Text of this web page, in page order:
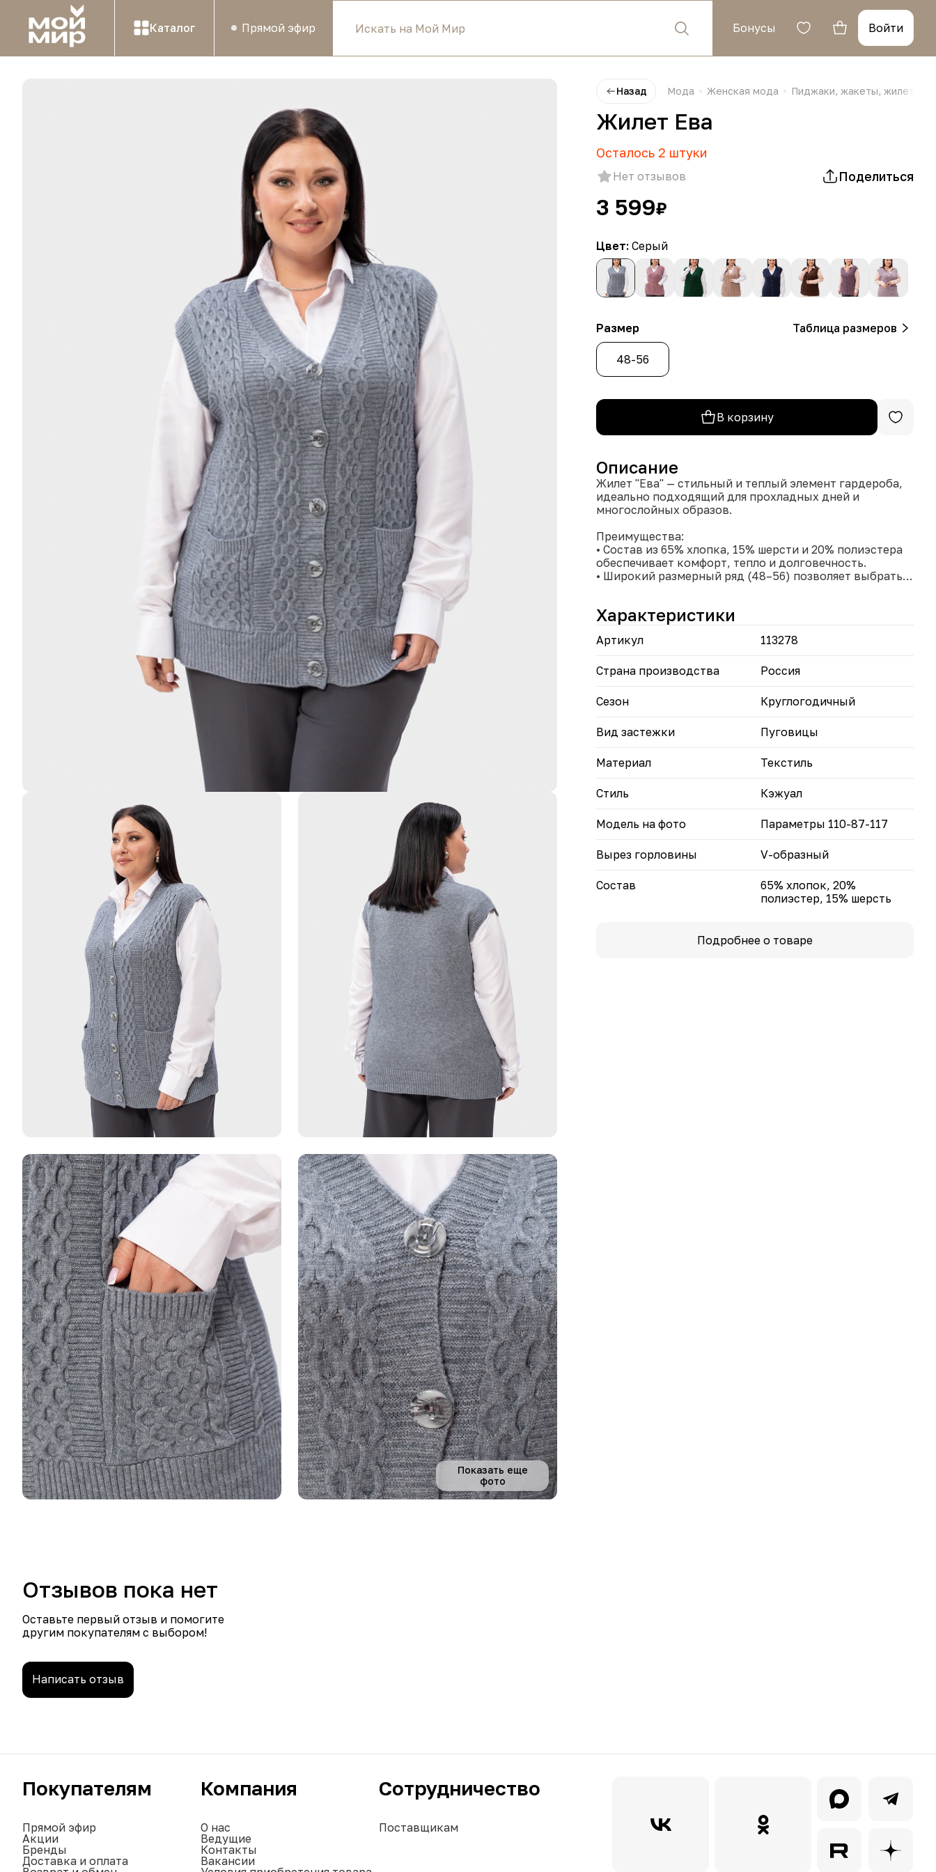
Каталог Прямой эфир Бонусы Войти
Показать еще
фото
Назад Мода Женская мода Пиджаки, жакеты, жилеты
Жилет Ева
Осталось 2 штуки
Нет отзывов Поделиться
3 599₽
Цвет: Серый
Размер Таблица размеров
48-56
В корзину
Описание
Жилет "Ева" — стильный и теплый элемент гардероба,
идеально подходящий для прохладных дней и
многослойных образов.
Преимущества:
• Состав из 65% хлопка, 15% шерсти и 20% полиэстера
обеспечивает комфорт, тепло и долговечность.
• Широкий размерный ряд (48–56) позволяет выбрать
возможность подобрать стильный аксессуар для
любого образа.
• Производство в России гарантирует высокое
вашего гардероба, сочетая уют и стиль.
Характеристики
Артикул 113278
Страна производства Россия
Сезон Круглогодичный
Вид застежки Пуговицы
Материал Текстиль
Стиль Кэжуал
Модель на фото Параметры 110-87-117
Вырез горловины V-образный
Состав
65% хлопок, 20%
полиэстер, 15% шерсть
Подробнее о товаре
Отзывов пока нет
Оставьте первый отзыв и помогите
другим покупателям с выбором!
Написать отзыв
Покупателям
Прямой эфир
Акции
Бренды
Доставка и оплата
Компания
О нас
Ведущие
Контакты
Вакансии
Сотрудничество
Поставщикам